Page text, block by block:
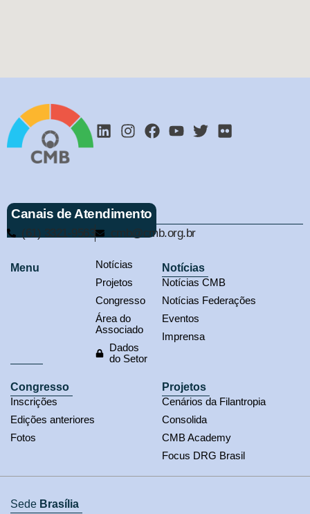
Canais de Atendimento
(61) 3321-9563 cmb@cmb.org.br
Menu
Notícias
Projetos
Congresso
Área do
Associado
Dados
do Setor
Notícias
Notícias CMB
Notícias Federações
Eventos
Imprensa
Congresso
Inscrições
Edições anteriores
Fotos
Projetos
Cenários da Filantropia
Consolida
CMB Academy
Focus DRG Brasil
Sede Brasília